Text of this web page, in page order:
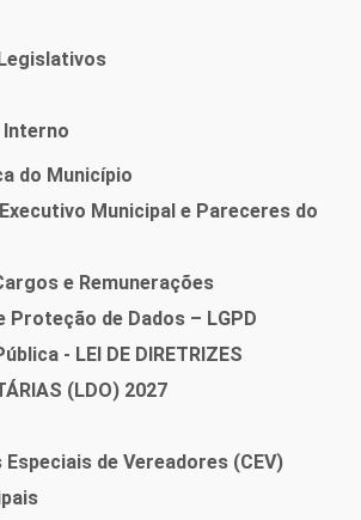
Interno
do Município
Municipal e Pareceres do
e Remunerações
Proteção de Dados – LGPD
- LEI DE DIRETRIZES
(LDO) 2027
de Vereadores (CEV)